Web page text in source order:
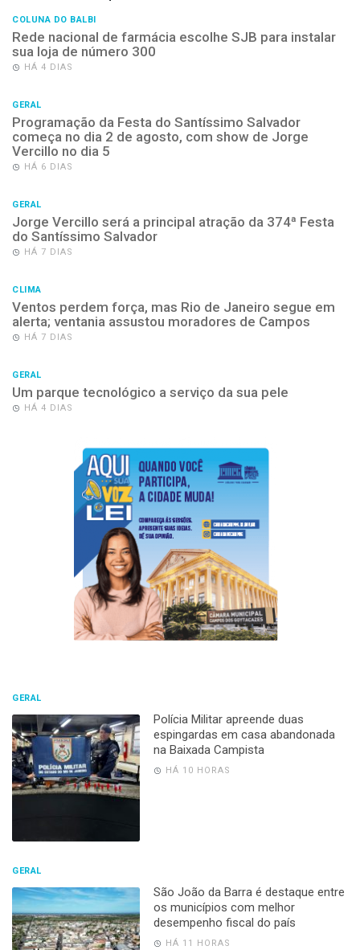
COLUNA DO BALBI
Rede nacional de farmácia escolhe SJB para instalar
sua loja de número 300
HÁ 4 DIAS
GERAL
Programação da Festa do Santíssimo Salvador
começa no dia 2 de agosto, com show de Jorge
Vercillo no dia 5
HÁ 6 DIAS
GERAL
Jorge Vercillo será a principal atração da 374ª Festa
do Santíssimo Salvador
HÁ 7 DIAS
CLIMA
Ventos perdem força, mas Rio de Janeiro segue em
alerta; ventania assustou moradores de Campos
HÁ 7 DIAS
GERAL
Um parque tecnológico a serviço da sua pele
HÁ 4 DIAS
GERAL
Polícia Militar apreende duas
espingardas em casa abandonada
na Baixada Campista
HÁ 10 HORAS
GERAL
São João da Barra é destaque entre
os municípios com melhor
desempenho fiscal do país
HÁ 11 HORAS